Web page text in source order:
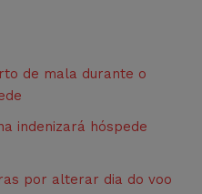
de mala durante o
indenizará hóspede
por alterar dia do voo